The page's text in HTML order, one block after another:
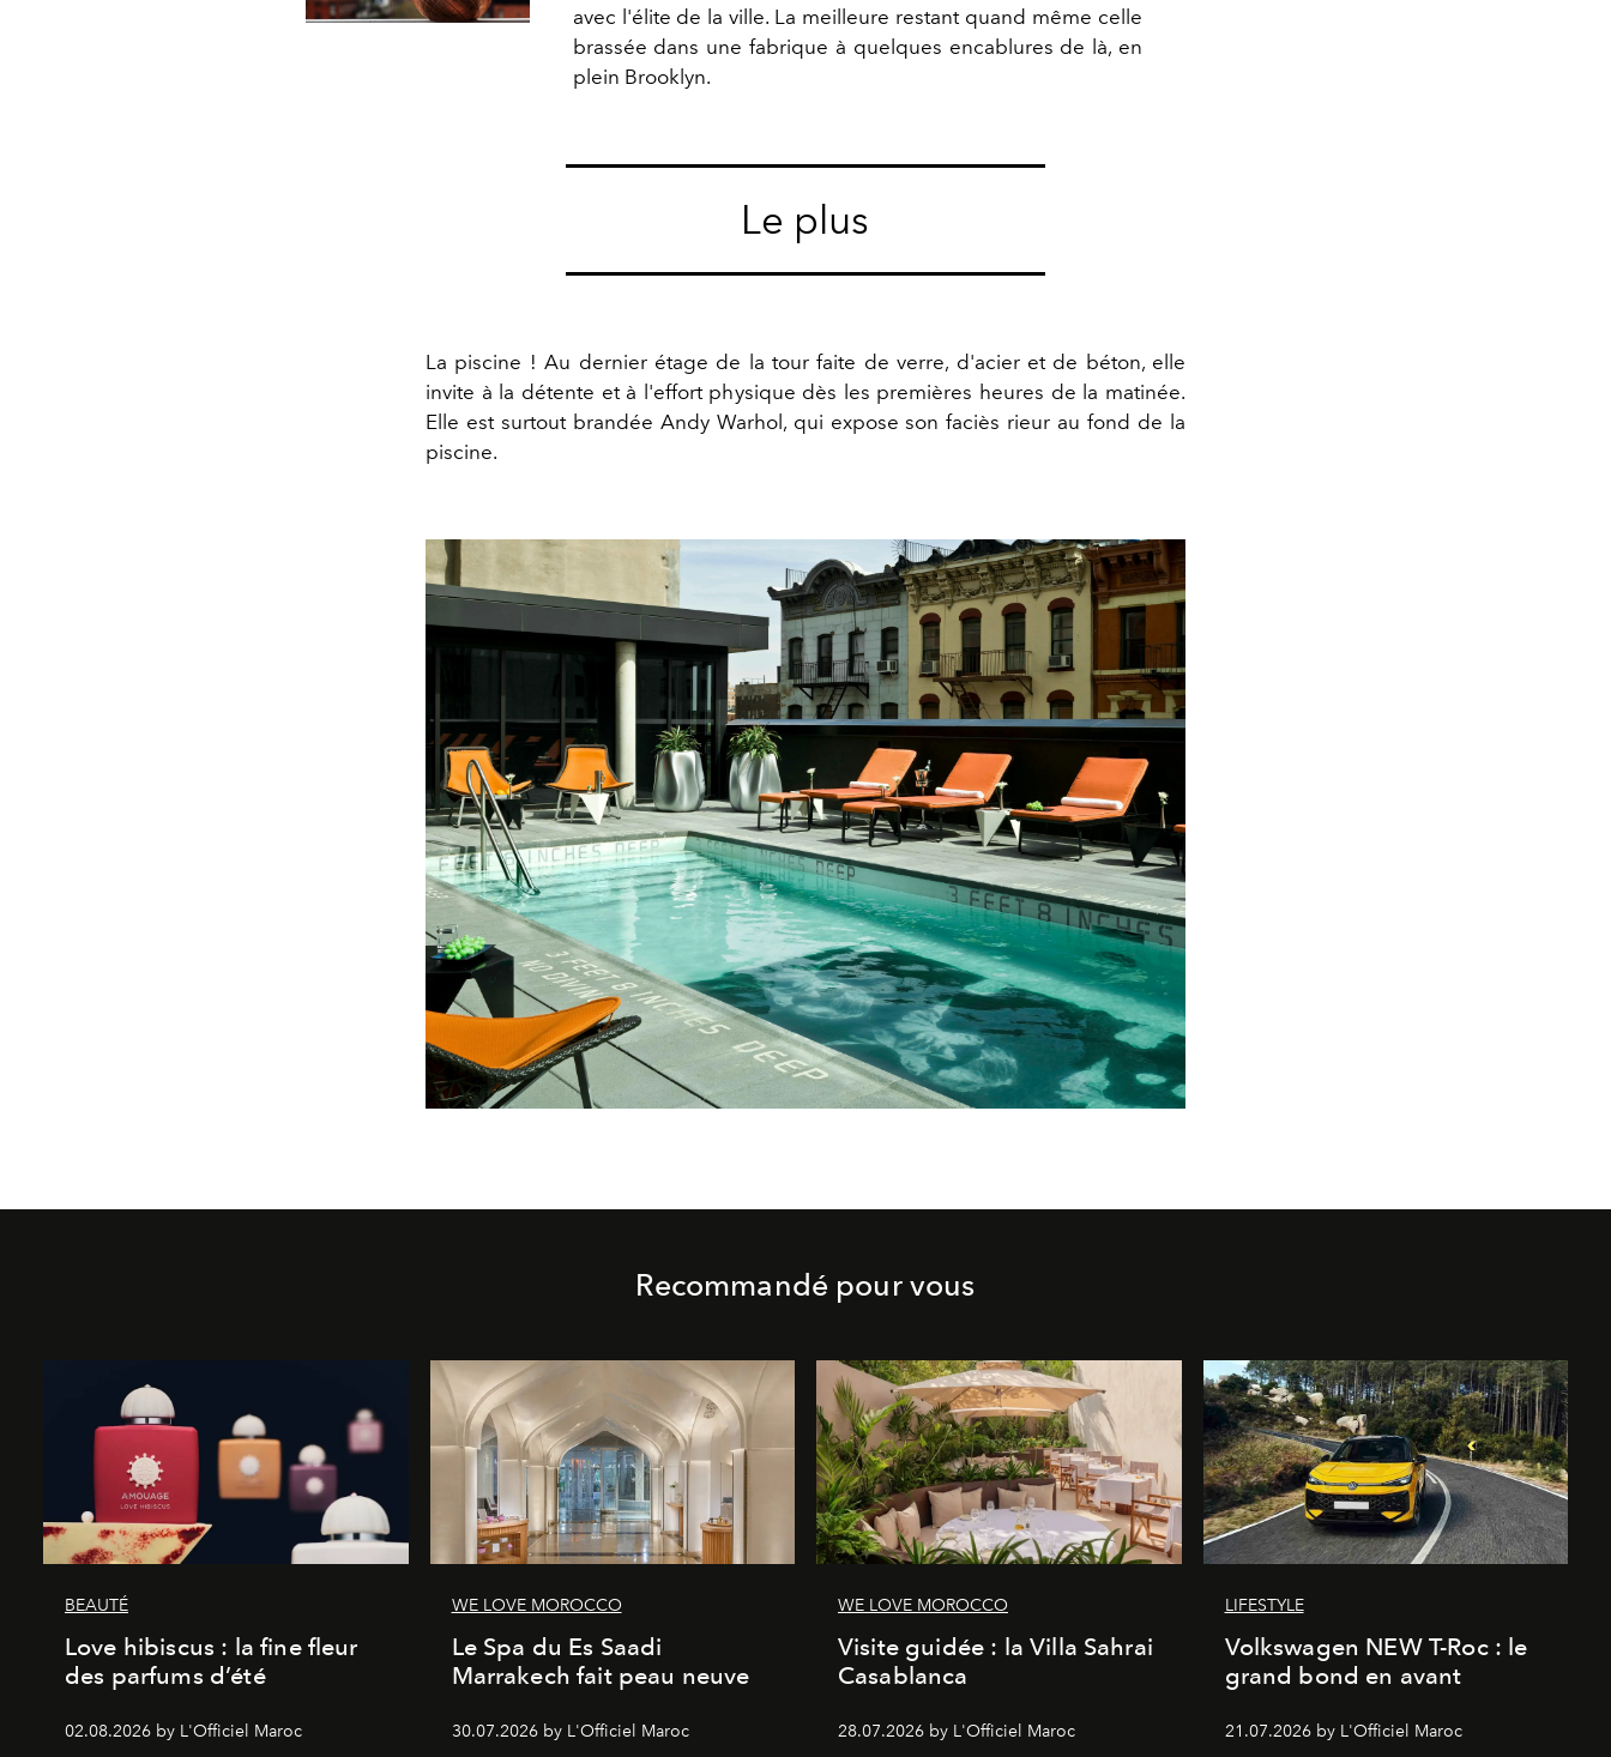
avec l'élite de la ville. La meilleure restant quand même celle
brassée dans une fabrique à quelques encablures de là, en
plein Brooklyn.
Le plus
La piscine ! Au dernier étage de la tour faite de verre, d'acier et de béton, elle
invite à la détente et à l'effort physique dès les premières heures de la matinée.
Elle est surtout brandée Andy Warhol, qui expose son faciès rieur au fond de la
piscine.
Recommandé pour vous
BEAUTÉ
Love hibiscus : la fine fleur
des parfums d’été
02.08.2026 by L'Officiel Maroc
WE LOVE MOROCCO
Le Spa du Es Saadi
Marrakech fait peau neuve
30.07.2026 by L'Officiel Maroc
WE LOVE MOROCCO
Visite guidée : la Villa Sahrai
Casablanca
28.07.2026 by L'Officiel Maroc
LIFESTYLE
Volkswagen NEW T-Roc : le
grand bond en avant
21.07.2026 by L'Officiel Maroc